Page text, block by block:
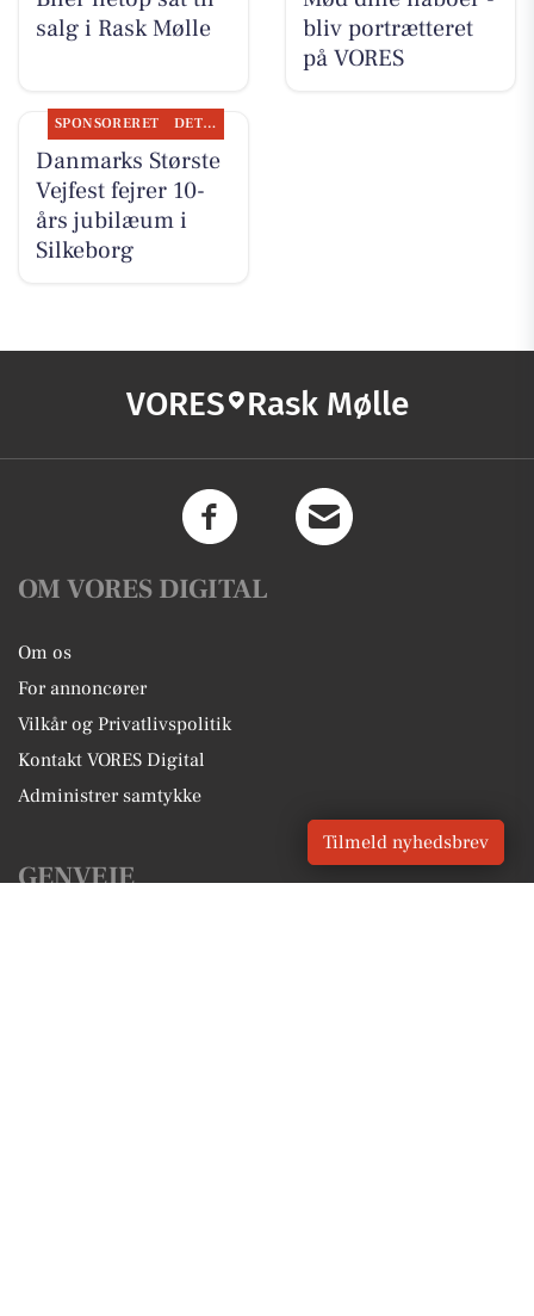
salg i Rask Mølle
bliv portrætteret
på VORES
SPONSORERET DET SKER
Danmarks Største
Vejfest fejrer 10-
års jubilæum i
Silkeborg
VORES Rask Mølle
OM VORES DIGITAL
Om os
For annoncører
Vilkår og Privatlivspolitik
Kontakt VORES Digital
Administrer samtykke
GENVEJE
Tilmeld nyhedsbrev